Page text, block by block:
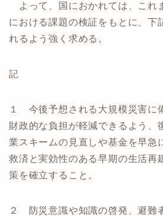
よって、国におかれては、これ
における課題の検証をもとに、下
れるよう強く求める。
記
１ 今後予想される大規模災害に
財政的な負担が軽減できるよう、
業スキームの見直しや基金を早急
救済と実効性のある早期の生活再
策を確立すること。
２ 防災意識や知識の啓発、避難